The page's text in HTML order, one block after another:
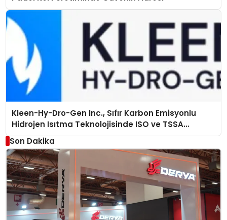
Kleen-Hy-Dro-Gen Inc., Sıfır Karbon Emisyonlu
Hidrojen Isıtma Teknolojisinde ISO ve TSSA
Düzenleyici Onaylarını Aldı
Son Dakika